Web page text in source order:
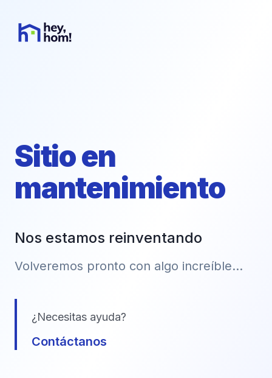
Sitio en
mantenimiento
Nos estamos reinventando
Volveremos pronto con algo increíble...
¿Necesitas ayuda?
Contáctanos